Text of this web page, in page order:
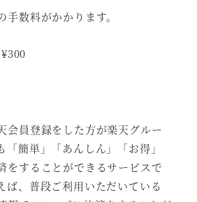
数料がかかります。
¥300
会員登録をした方が楽天グルー
「簡単」「あんしん」「お得」
をすることができるサービスで
ば、普段ご利用いただいている